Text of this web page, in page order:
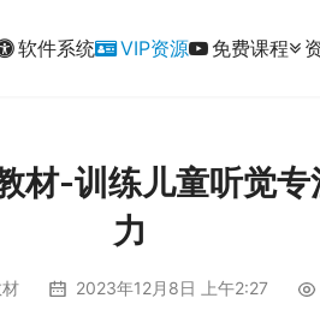
软件系统 VIP资源 免费课程
材-训练儿童听觉
力
2023年12月8日 上午2:27